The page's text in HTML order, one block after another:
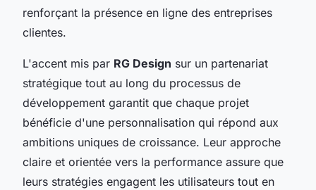
renforçant la présence en ligne des entreprises
clientes.
L'accent mis par RG Design sur un partenariat
stratégique tout au long du processus de
développement garantit que chaque projet
bénéficie d'une personnalisation qui répond aux
ambitions uniques de croissance. Leur approche
claire et orientée vers la performance assure que
leurs stratégies engagent les utilisateurs tout en